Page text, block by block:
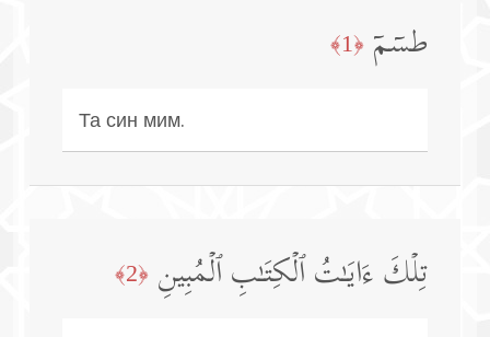
طسۤمۤ ﴿1﴾
Та син мим.
تِلۡكَ ءَایَـٰتُ ٱلۡكِتَـٰبِ ٱلۡمُبِینِ ﴿2﴾